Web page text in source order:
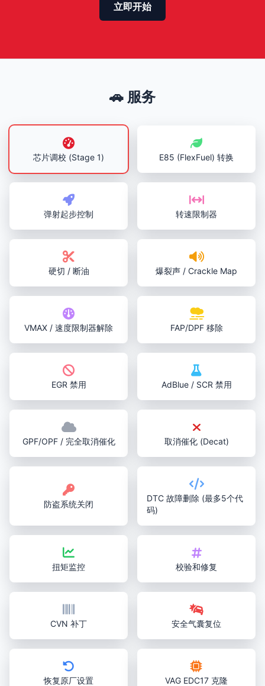
立即开始
🚗 服务
芯片调校 (Stage 1) E85 (FlexFuel) 转换
弹射起步控制 转速限制器
硬切 / 断油 爆裂声 / Crackle Map
VMAX / 速度限制器解除 FAP/DPF 移除
EGR 禁用 AdBlue / SCR 禁用
GPF/OPF / 完全取消催化 取消催化 (Decat)
防盗系统关闭
DTC 故障删除 (最多5个代
码)
扭矩监控 校验和修复
CVN 补丁 安全气囊复位
恢复原厂设置 VAG EDC17 克隆